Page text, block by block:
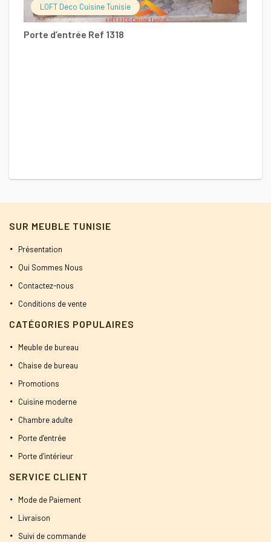
LOFT Deco Cuisine Tunisie
Porte d’entrée Ref 1318
SUR MEUBLE TUNISIE
Présentation
Qui Sommes Nous
Contactez-nous
Conditions de vente
CATÉGORIES POPULAIRES
Meuble de bureau
Chaise de bureau
Promotions
Cuisine moderne
Chambre adulte
Porte d’entrée
Porte d’intérieur
SERVICE CLIENT
Mode de Paiement
Livraison
Suivi de commande